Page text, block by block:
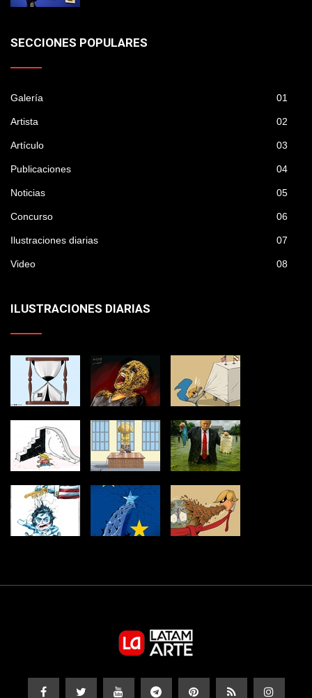
SECCIONES POPULARES
Galería 01
Artista 02
Artículo 03
Publicaciones 04
Noticias 05
Concurso 06
Ilustraciones diarias 07
Video 08
ILUSTRACIONES DIARIAS